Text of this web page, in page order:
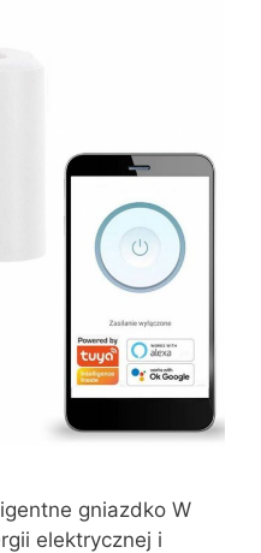
gniazdko W
elektrycznej i